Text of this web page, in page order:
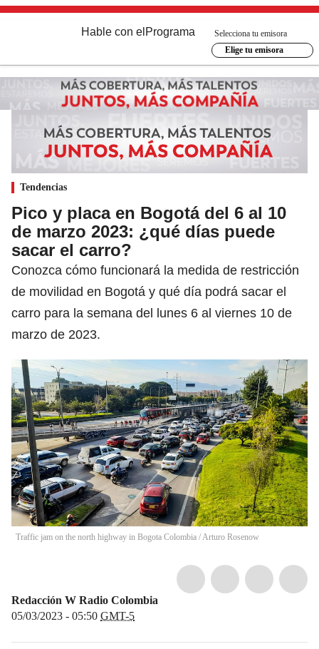
Hable con el Programa
Selecciona tu emisora
Elige tu emisora
Tendencias
Pico y placa en Bogotá del 6 al 10
de marzo 2023: ¿qué días puede
sacar el carro?
Conozca cómo funcionará la medida de restricción
de movilidad en Bogotá y qué día podrá sacar el
carro para la semana del lunes 6 al viernes 10 de
marzo de 2023.
Traffic jam on the north highway in Bogota Colombia /Arturo Rosenow
Redacción W Radio Colombia
05/03/2023 - 05:50 GMT-5